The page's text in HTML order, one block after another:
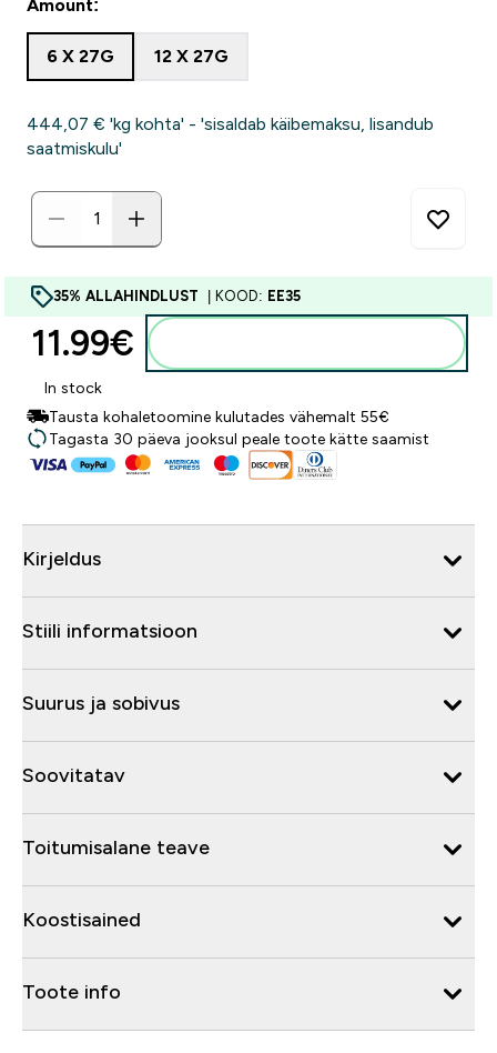
Amount:
6 X 27G 12 X 27G
444,07 €‎ 'kg kohta' - 'sisaldab käibemaksu, lisandub
saatmiskulu'
35% ALLAHINDLUST | KOOD: EE35
11.99€‎
In stock
Tausta kohaletoomine kulutades vähemalt 55€
Tagasta 30 päeva jooksul peale toote kätte saamist
Kirjeldus
Stiili informatsioon
Suurus ja sobivus
Soovitatav
Toitumisalane teave
Koostisained
Toote info